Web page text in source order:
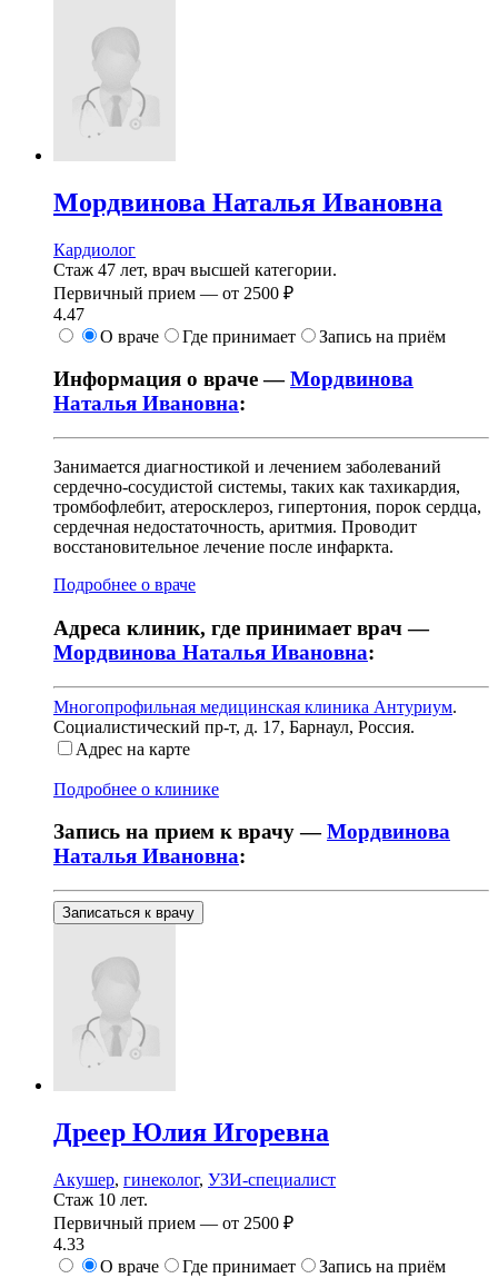
Мордвинова Наталья Ивановна
Кардиолог
Стаж 47 лет, врач высшей категории.
Первичный прием — от 2500 ₽
4.47
О враче
Где принимает Запись на приём
Информация о враче —Мордвинова
Наталья Ивановна:
Занимается диагностикой и лечением заболеваний
сердечно-сосудистой системы, таких как тахикардия,
тромбофлебит, атеросклероз, гипертония, порок сердца,
сердечная недостаточность, аритмия. Проводит
восстановительное лечение после инфаркта.
Подробнее о враче
Адреса клиник, где принимает врач —
Мордвинова Наталья Ивановна:
Многопрофильная медицинская клиника Антуриум.
Социалистический пр-т, д. 17, Барнаул, Россия.
Адрес на карте
Подробнее о клинике
Запись на прием к врачу —Мордвинова
Наталья Ивановна:
Записаться к врачу
Дреер Юлия Игоревна
Акушер, гинеколог, УЗИ-специалист
Стаж 10 лет.
Первичный прием — от 2500 ₽
4.33
О враче
Где принимает Запись на приём